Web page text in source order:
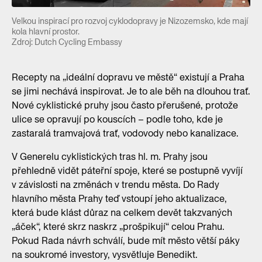
Velkou inspirací pro rozvoj cyklodopravy je Nizozemsko, kde mají
kola hlavní prostor.
Zdroj: Dutch Cycling Embassy
Recepty na „ideální dopravu ve městě“ existují a Praha
se jimi nechává inspirovat. Je to ale běh na dlouhou trať.
Nové cyklistické pruhy jsou často přerušené, protože
ulice se opravují po kouscích – podle toho, kde je
zastaralá tramvajová trať, vodovody nebo kanalizace.
V Generelu cyklistických tras hl. m. Prahy jsou
přehledně vidět páteřní spoje, které se postupně vyvíjí
v závislosti na změnách v trendu města. Do Rady
hlavního města Prahy teď vstoupí jeho aktualizace,
která bude klást důraz na celkem devět takzvaných
„áček“, které skrz naskrz „prošpikují“ celou Prahu.
Pokud Rada návrh schválí, bude mít město větší páky
na soukromé investory, vysvětluje Benedikt.